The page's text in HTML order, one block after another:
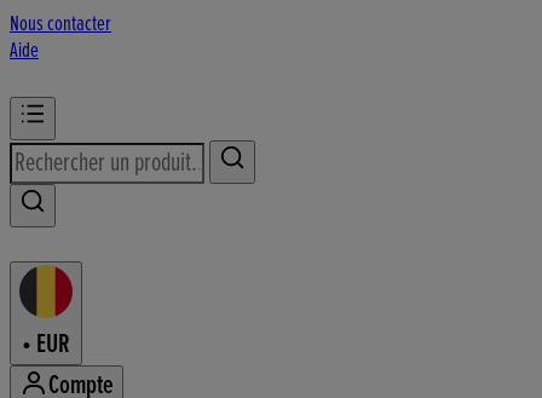
Nous contacter
Aide
• EUR
Compte